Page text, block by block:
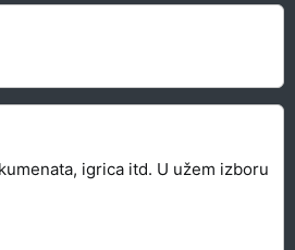
igrica itd. U užem izboru